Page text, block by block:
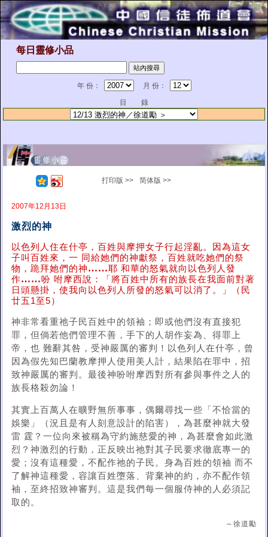
每日靈修小品
年 份：
月 份：
目 錄
打印版 >> 简体版 >>
2007年12月13日
激烈的神
以色列人住在什亭，百姓與摩押女子行起淫亂。因為這女
子叫百姓來，一 同給她們的神獻祭，百姓就吃她們的祭
物，跪拜她們的神……耶 和華的怒氣就向以色列人發
作……吩 咐摩西說：「將百姓中所有的族長在我面前對著
日頭懸掛，使我向以色列人所發的怒氣可以消了。」（民
廿五1至5）
神非常看重祂子民百姓中的領袖；即或他們沒有直接犯
罪，但倘若他們管理不善，手下的人胡作妄為、得罪上
帝，也 難辭其咎，受神嚴厲的審判！以色列人在什亭，曾
因為假先知巴蘭教摩押人使用美人計，結果陷在罪中，招
致神嚴厲的審判。最後神吩咐摩西對所有參與事件之人的
族長格殺勿論！
其實上百萬人在曠野無所事事，偶爾尋找一些「不恰當的
娛樂」（況且是有人刻意設計的陷害），為甚麼神就大發
雷 霆？一位向來被稱為守約施慈愛的神，為甚麼會如此激
烈？神激烈的行動，正反映出祂對其子民要求徹底專一的
愛；沒有這種愛，不配作祂的子民。身為百姓的領袖 而不
了解神這種愛，容讓百姓墮落、背棄神的約，亦不配作領
袖，至終招致神審判。這是我們每一個服侍神的人必須記
取的。
～徐道勵